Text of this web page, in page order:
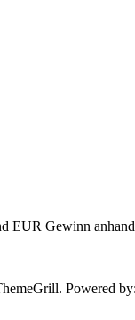
Gewinn
Powered by: